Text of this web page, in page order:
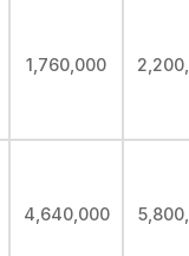
1,760,000
4,640,000